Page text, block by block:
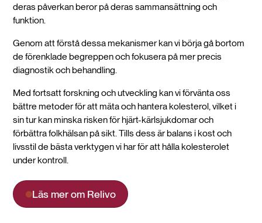
deras påverkan beror på deras sammansättning och
funktion.
Genom att förstå dessa mekanismer kan vi börja gå bortom
de förenklade begreppen och fokusera på mer precis
diagnostik och behandling.
Med fortsatt forskning och utveckling kan vi förvänta oss
bättre metoder för att mäta och hantera kolesterol, vilket i
sin tur kan minska risken för hjärt-kärlsjukdomar och
förbättra folkhälsan på sikt. Tills dess är balans i kost och
livsstil de bästa verktygen vi har för att hålla kolesterolet
under kontroll.
Läs mer om Relivo